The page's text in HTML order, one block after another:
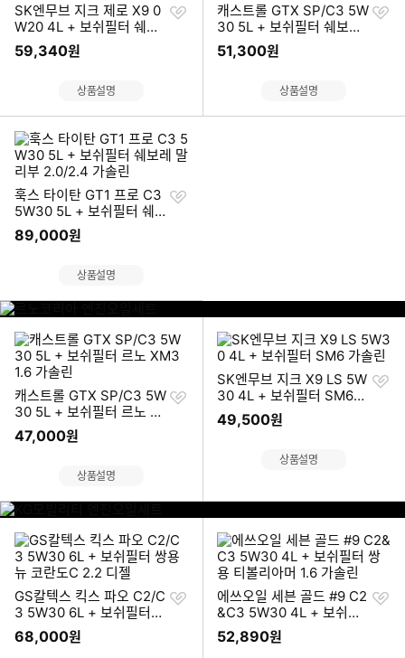
SK엔무브 지크 제로 X9 0
W20 4L + 보쉬필터 쉐보
레 올뉴 말리부 1.5 가솔린
터보
59,340원
찜
상품설명
캐스트롤 GTX SP/C3 5W
30 5L + 보쉬필터 쉐보레
알페온 2.4 가솔린
51,300원
찜
상품설명
훅스 타이탄 GT1 프로 C3
5W30 5L + 보쉬필터 쉐
보레 말리부 2.0/2.4 가솔
린
89,000원
찜
상품설명
르
노
코
리
아
엔
진
가
기
캐스트롤 GTX SP/C3 5W
30 5L + 보쉬필터 르노 X
M3 1.6 가솔린
47,000원
찜
상품설명
SK엔무브 지크 X9 LS 5W
30 4L + 보쉬필터 SM6
가솔린
49,500원
찜
상품설명
K
G
모
빌
리
티
엔
진
오
GS칼텍스 킥스 파오 C2/C
3 5W30 6L + 보쉬필터
쌍용 뉴 코란도C 2.2 디젤
68,000원
찜
에쓰오일 세븐 골드 #9 C2
&C3 5W30 4L + 보쉬필
터 쌍용 티볼리아머 1.6 가
솔린
52,890원
찜